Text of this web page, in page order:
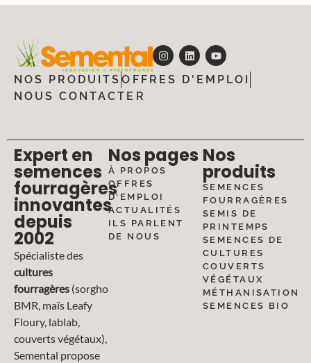
NOS PRODUITS OFFRES D'EMPLOI
NOUS CONTACTER
Expert en
semences
fourragères
innovantes
depuis
2002
Spécialiste des
cultures
fourragères (sorgho
BMR, maïs Leafy
Floury, lablab,
couverts végétaux),
Semental propose
Nos pages
À PROPOS
OFFRES
D'EMPLOI
ACTUALITÉS
ILS PARLENT
DE NOUS
Nos
produits
SEMENCES
FOURRAGÈRES
SEMIS DE
PRINTEMPS
SEMENCES DE
CULTURES
COUVERTS
VÉGÉTAUX
MÉTHANISATION
SEMENCES BIO